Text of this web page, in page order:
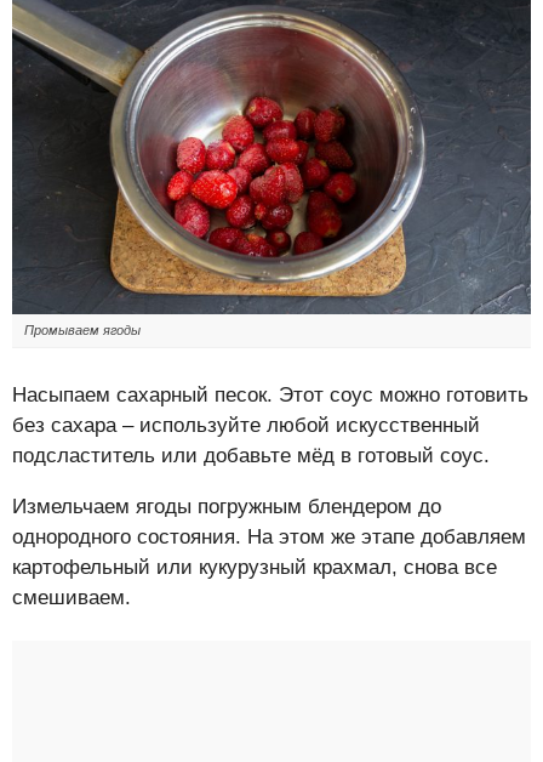
Промываем ягоды
Насыпаем сахарный песок. Этот соус можно готовить
без сахара – используйте любой искусственный
подсластитель или добавьте мёд в готовый соус.
Измельчаем ягоды погружным блендером до
однородного состояния. На этом же этапе добавляем
картофельный или кукурузный крахмал, снова все
смешиваем.